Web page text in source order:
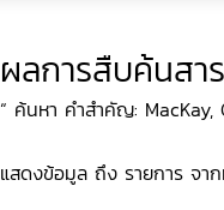
ผลการสืบค้นสา
“ ค้นหา คำสำคัญ:
แสดงข้อมูล ถึง รายการ จา